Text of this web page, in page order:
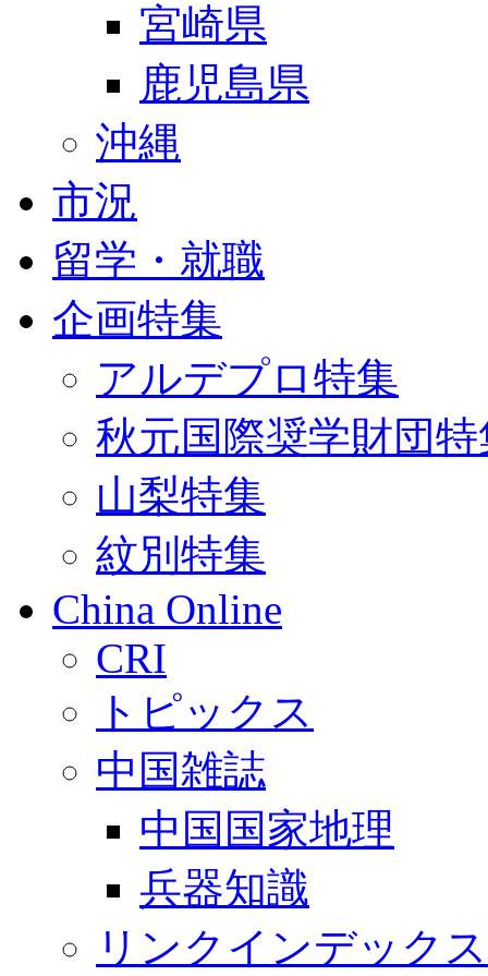
宮崎県
鹿児島県
沖縄
市況
留学・就職
企画特集
アルデプロ特集
秋元国際奨学財団特
山梨特集
紋別特集
China Online
CRI
トピックス
中国雑誌
中国国家地理
兵器知識
リンクインデックス